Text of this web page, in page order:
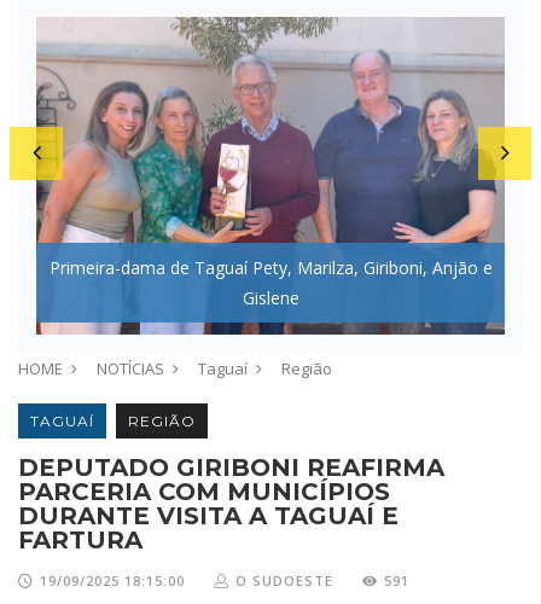
Primeira-dama de Taguaí Pety, Marilza, Giriboni, Anjão e
Gislene
HOME NOTÍCIAS Taguaí Região
TAGUAÍ REGIÃO
DEPUTADO GIRIBONI REAFIRMA
PARCERIA COM MUNICÍPIOS
DURANTE VISITA A TAGUAÍ E
FARTURA
19/09/2025 18:15:00 O SUDOESTE 591